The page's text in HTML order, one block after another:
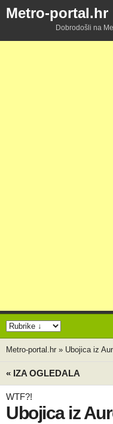
Metro-portal.hr
Dobrodošli na
Metro-portal.hr » Ubojica iz
« IZA OGLEDALA
WTF?!
Ubojica iz